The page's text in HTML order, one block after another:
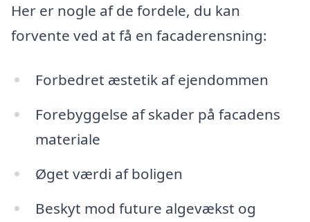
Her er nogle af de fordele, du kan
forvente ved at få en facaderensning:
Forbedret æstetik af ejendommen
Forebyggelse af skader på facadens
materiale
Øget værdi af boligen
Beskyt mod future algevækst og